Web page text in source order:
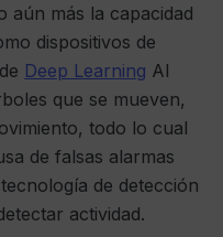
aún más la capacidad
dispositivos de
Deep Learning AI
que se mueven,
todo lo cual
de falsas alarmas
de detección
actividad.